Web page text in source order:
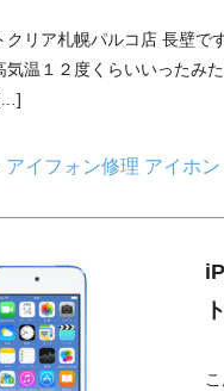
クリア札幌パルコ店 長壁
気温１２度くらいいったみ
アイフォン修理 アイホン